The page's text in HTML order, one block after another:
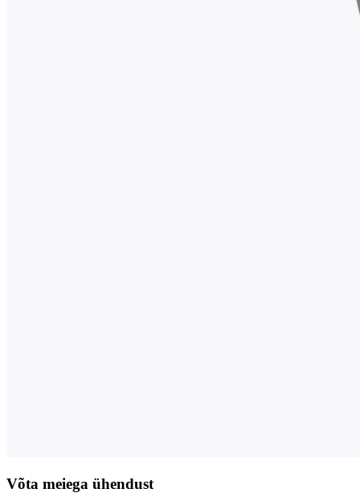
Võta meiega ühendust